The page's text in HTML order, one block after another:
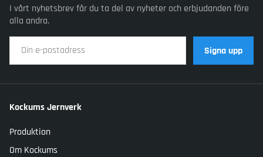
I vårt nyhetsbrev får du ta del av nyheter och erbjudanden före
alla andra.
Signa upp
Kockums Jernverk
Produktion
Om Kockums